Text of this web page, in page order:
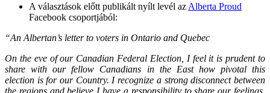
A választások előtt publikált nyílt levél az Alberta Proud
Facebook csoportjából:
“An Albertan’s letter to voters in Ontario and Quebec
On the eve of our Canadian Federal Election, I feel it is prudent to
share with our fellow Canadians in the East how pivotal this
election is for our Country. I recognize a strong disconnect between
the regions and believe I have a responsibility to share our feelings,